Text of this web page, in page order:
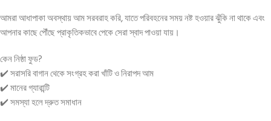
আমরা আধাপাকা অবস্থায় আম সরবরাহ করি, যাতে পরিবহনের সময় নষ্ট হওয়ার ঝুঁকি না থাকে এবং
আপনার কাছে পৌঁছে প্রাকৃতিকভাবে পেকে সেরা স্বাদ পাওয়া যায়।
কেন নিষ্ঠা ফুড?
✔️ সরাসরি বাগান থেকে সংগ্রহ করা খাঁটি ও নিরাপদ আম
✔️ মানের গ্যারান্টি
✔️ সমস্যা হলে দ্রুত সমাধান